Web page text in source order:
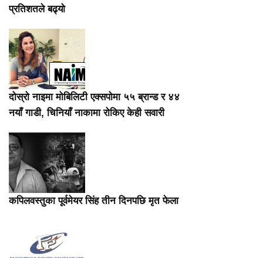
प्रतिशतले बढ्यो
दोस्रो नाइमा मोबिलिटी एक्सपोमा ५५ ब्रान्ड र ४४
नयाँ गाडी, चिनियाँ नाकामा रोकिए केही सवारी
कपिलवस्तुका पूर्वमेयर सिंह तीन दिनपछि मृत फेला